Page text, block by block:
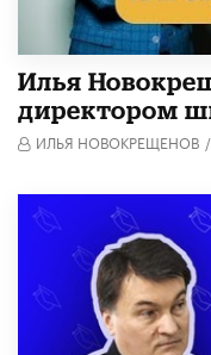
​Илья
директором
ИЛЬЯ НОВОКРЕЩЕНОВ /